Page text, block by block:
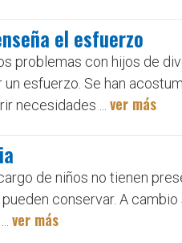
el esfuerzo
problemas con hijos de
esfuerzo. Se han
necesidades ... ver más
de niños no tienen
conservar. A cambio
ver más